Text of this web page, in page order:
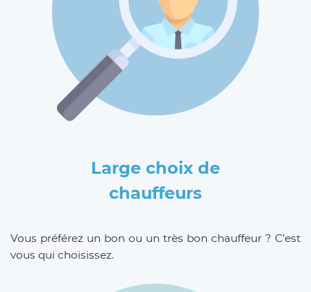
Large choix de
chauffeurs
Vous préférez un bon ou un très bon chauffeur ? C’est
vous qui choisissez.